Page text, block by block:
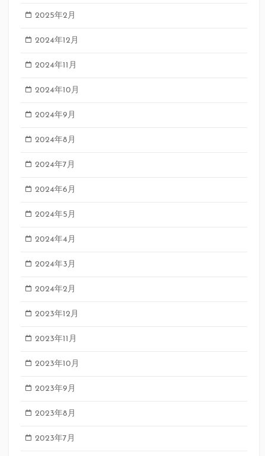
2025年2月
2024年12月
2024年11月
2024年10月
2024年9月
2024年8月
2024年7月
2024年6月
2024年5月
2024年4月
2024年3月
2024年2月
2023年12月
2023年11月
2023年10月
2023年9月
2023年8月
2023年7月